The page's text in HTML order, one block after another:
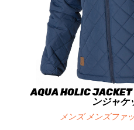
AQUA HOLIC JACKET
ンジャケ
メンズ メンズファ